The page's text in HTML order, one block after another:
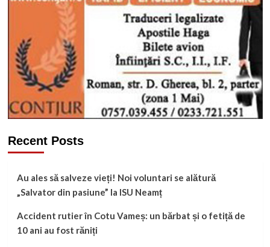
Recent Posts
Au ales să salveze vieți! Noi voluntari se alătură
„Salvator din pasiune” la ISU Neamț
Accident rutier în Cotu Vameș: un bărbat și o fetiță de
10 ani au fost răniți